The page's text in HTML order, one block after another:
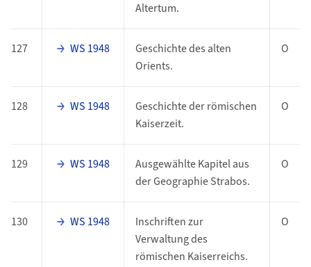
Altertum.
127 WS 1948
Geschichte des alten
Orients.
O
128 WS 1948
Geschichte der römischen
Kaiserzeit.
O
129 WS 1948
Ausgewählte Kapitel aus
der Geographie Strabos.
O
130 WS 1948
Inschriften zur
Verwaltung des
römischen Kaiserreichs.
O